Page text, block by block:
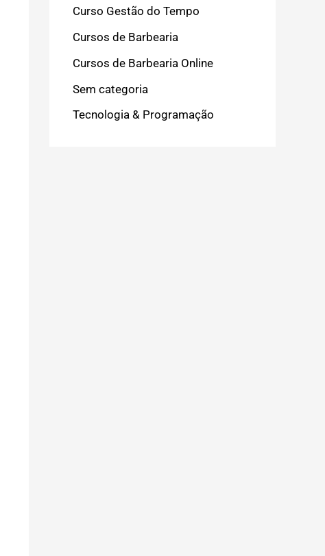
Curso Gestão do Tempo
Cursos de Barbearia
Cursos de Barbearia Online
Sem categoria
Tecnologia & Programação